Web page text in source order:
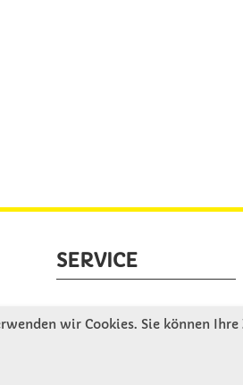
SERVICE
Gute Gründe für Winkler
wir Cookies. Sie können